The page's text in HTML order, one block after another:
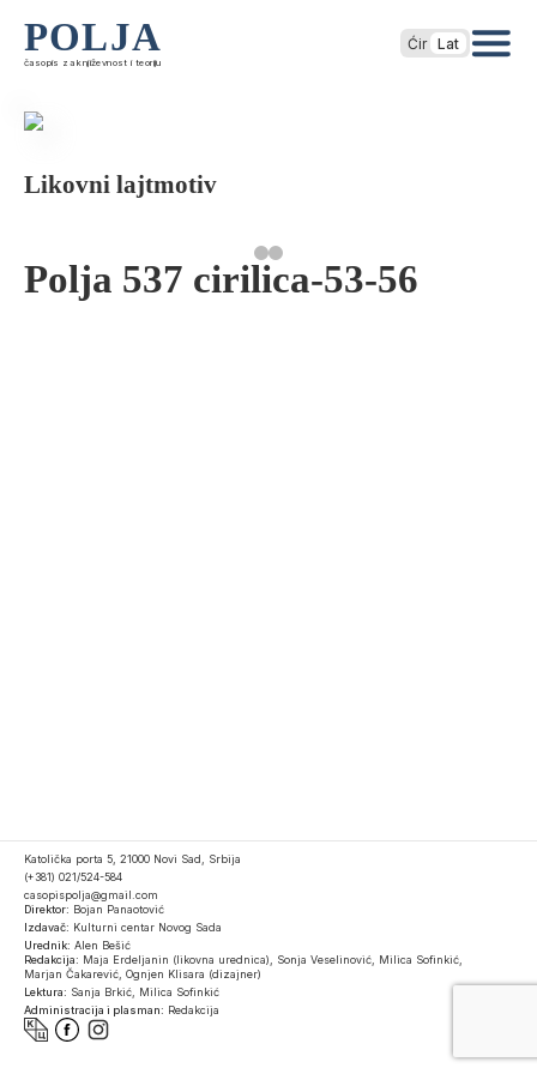
POLJA
časopis za književnost i teoriju
Ćir Lat
Likovni lajtmotiv
Polja 537 cirilica-53-56
Katolička porta 5, 21000 Novi Sad, Srbija
(+381) 021/524-584
casopispolja@gmail.com
Direktor: Bojan Panaotović
Izdavač: Kulturni centar Novog Sada
Urednik: Alen Bešić
Redakcija: Maja Erdeljanin (likovna urednica), Sonja Veselinović, Milica Sofinkić,
Marjan Čakarević, Ognjen Klisara (dizajner)
Lektura: Sanja Brkić, Milica Sofinkić
Administracija i plasman: Redakcija